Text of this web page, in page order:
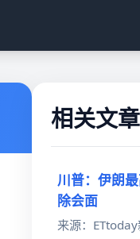
相关文章
川普：伊朗
除会面
来源：